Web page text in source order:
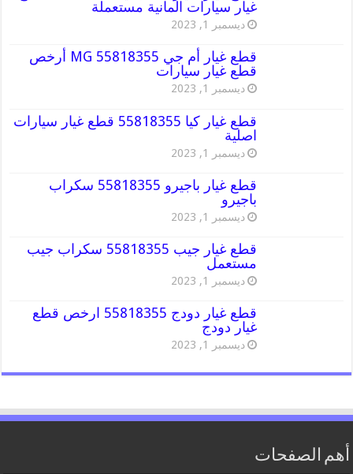
غيار سيارات المانية مستعملة
ديسمبر 1, 2023
قطع غيار أم جي MG 55818355 أرخص
قطع غيار سيارات
ديسمبر 1, 2023
قطع غيار كيا 55818355 قطع غيار سيارات
اصلية
ديسمبر 1, 2023
قطع غيار باجيرو 55818355 سكراب
باجيرو
ديسمبر 1, 2023
قطع غيار جيب 55818355 سكراب جيب
مستعمل
ديسمبر 1, 2023
قطع غيار دودج 55818355 ارخص قطع
غيار دودج
ديسمبر 1, 2023
أهم الصفحات